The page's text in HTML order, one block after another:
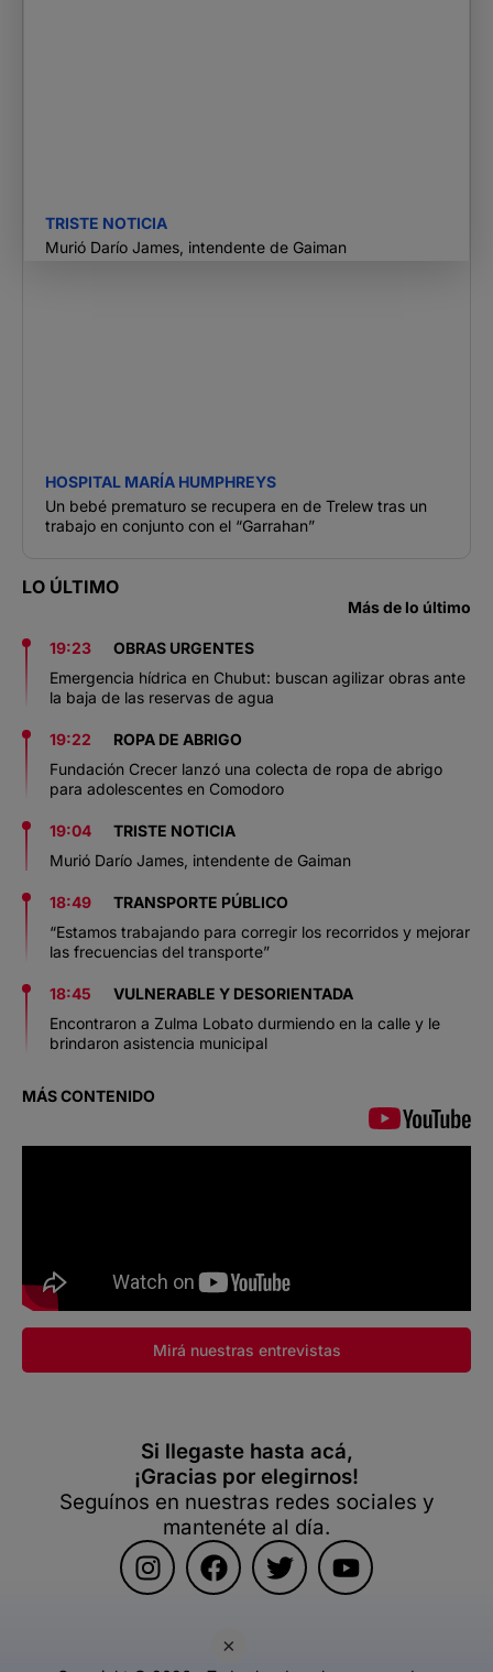
×
TRISTE NOTICIA
Murió Darío James, intendente de Gaiman
HOSPITAL MARÍA HUMPHREYS
Un bebé prematuro se recupera en de Trelew tras un
trabajo en conjunto con el “Garrahan”
LO ÚLTIMO
Más de lo último
19:23
OBRAS URGENTES
Emergencia hídrica en Chubut: buscan agilizar obras ante
la baja de las reservas de agua
19:22
ROPA DE ABRIGO
Fundación Crecer lanzó una colecta de ropa de abrigo
para adolescentes en Comodoro
19:04
TRISTE NOTICIA
Murió Darío James, intendente de Gaiman
18:49
TRANSPORTE PÚBLICO
“Estamos trabajando para corregir los recorridos y mejorar
las frecuencias del transporte”
18:45
VULNERABLE Y DESORIENTADA
Encontraron a Zulma Lobato durmiendo en la calle y le
brindaron asistencia municipal
MÁS CONTENIDO
Mirá nuestras entrevistas
Si llegaste hasta acá,
¡Gracias por elegirnos!
Seguínos en nuestras redes sociales y
mantenéte al día.